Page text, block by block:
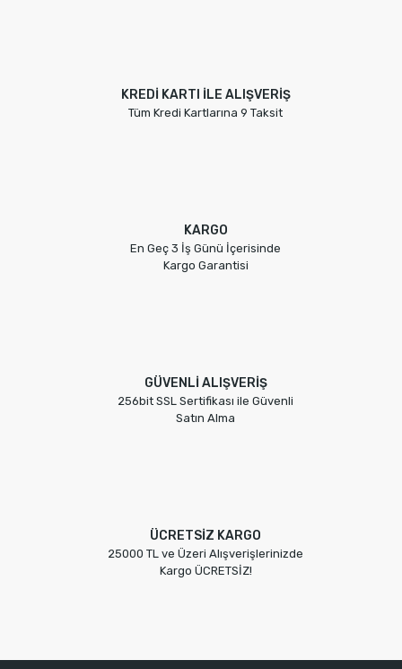
KREDİ KARTI İLE ALIŞVERİŞ
Tüm Kredi Kartlarına 9 Taksit
KARGO
En Geç 3 İş Günü İçerisinde
Kargo Garantisi
GÜVENLİ ALIŞVERİŞ
256bit SSL Sertifikası ile Güvenli
Satın Alma
ÜCRETSİZ KARGO
25000 TL ve Üzeri Alışverişlerinizde
Kargo ÜCRETSİZ!